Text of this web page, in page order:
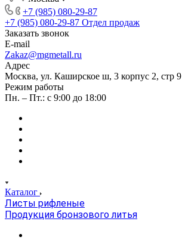
+7 (985) 080-29-87
+7 (985) 080-29-87 Отдел продаж
Заказать звонок
E-mail
Zakaz@mgmetall.ru
Адрес
Москва, ул. Каширское ш, 3 корпус 2, стр 9
Режим работы
Пн. – Пт.: с 9:00 до 18:00
Каталог
Листы рифленые
Продукция бронзового литья